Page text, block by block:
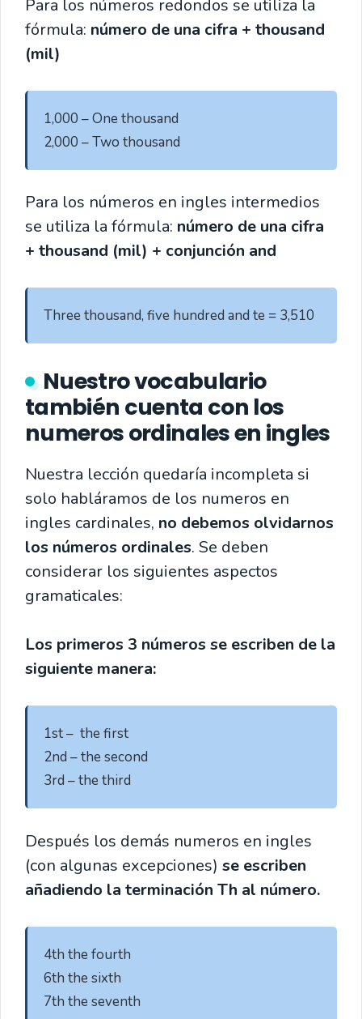
Para los números redondos se utiliza la
fórmula: número de una cifra + thousand
(mil)
1,000 – One thousand
2,000 – Two thousand
Para los números en ingles intermedios
se utiliza la fórmula: número de una cifra
+ thousand (mil) + conjunción and
Three thousand, five hundred and te = 3,510
Nuestro vocabulario
también cuenta con los
numeros ordinales en ingles
Nuestra lección quedaría incompleta si
solo habláramos de los numeros en
ingles cardinales, no debemos olvidarnos
los números ordinales. Se deben
considerar los siguientes aspectos
gramaticales:
Los primeros 3 números se escriben de la
siguiente manera:
1st –  the first
2nd – the second
3rd – the third
Después los demás numeros en ingles
(con algunas excepciones) se escriben
añadiendo la terminación Th al número.
4th the fourth
6th the sixth
7th the seventh